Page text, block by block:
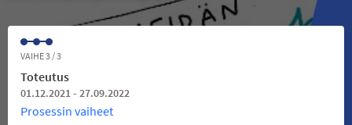
VAIHE 3 / 3
Toteutus
01.12.2021 - 27.09.2022
Prosessin vaiheet